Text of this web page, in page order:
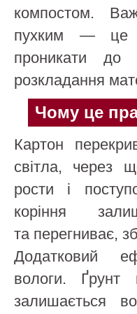
компостом.
пухким — це
проникати до
розкладання
Чому це
Картон
світла, через
рости і
коріння
та перегниває,
Додатковий
вологи. Ґрунт
залишається